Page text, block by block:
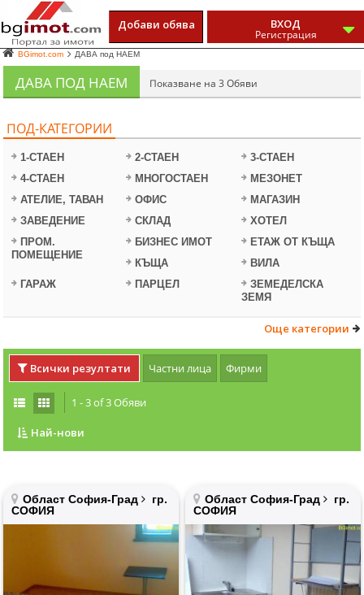
Добави обява ВХОД
Регистрация
BGimot.com ДАВА под НАЕМ
ДАВА ПОД НАЕМ Показване на 3 Обяви
ПОД-КАТЕГОРИИ
1-СТАЕН 2-СТАЕН
3-СТАЕН
4-СТАЕН
МНОГОСТАЕН
МЕЗОНЕТ
АТЕЛИЕ, ТАВАН
ОФИС
МАГАЗИН
ЗАВЕДЕНИЕ
СКЛАД
ХОТЕЛ
ПРОМ.
ПОМЕЩЕНИЕ
БИЗНЕС ИМОТ
ЕТАЖ ОТ КЪЩА
КЪЩА
ВИЛА
ГАРАЖ
ПАРЦЕЛ
ЗЕМЕДЕЛСКА
ЗЕМЯ
Още категории
Всички резултати Частни лица Фирми
1 - 3 of 3 Обяви
Най-нови
Област София-Град
гр.
СОФИЯ
Област София-Град
гр.
СОФИЯ